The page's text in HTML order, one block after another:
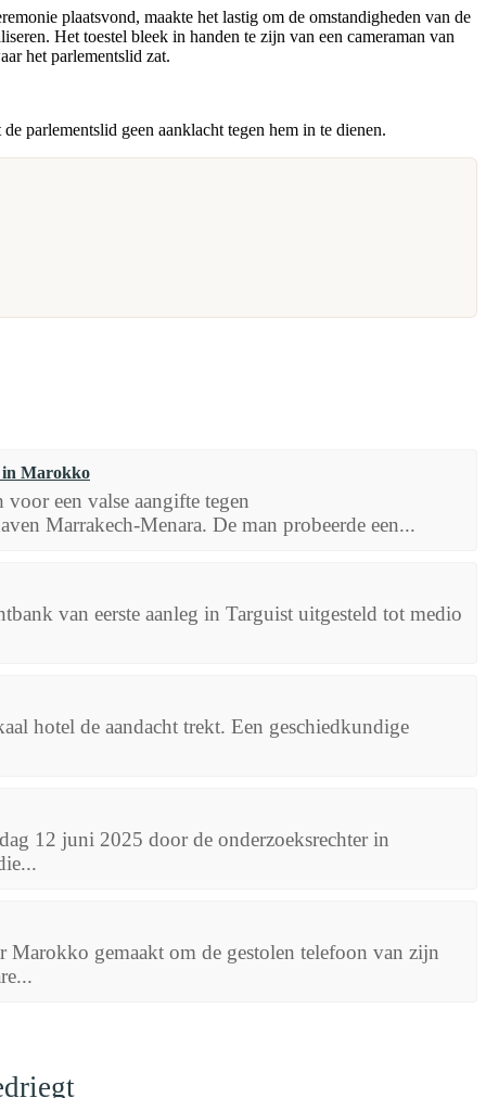
plaatsvond, maakte het lastig om de omstandigheden van de
Het toestel bleek in handen te zijn van een cameraman van
het parlementslid zat.
parlementslid geen aanklacht tegen hem in te dienen.
in Marokko
een valse aangifte tegen
Marrakech-Menara. De man probeerde een...
van eerste aanleg in Targuist uitgesteld tot medio
hotel de aandacht trekt. Een geschiedkundige
12 juni 2025 door de onderzoeksrechter in
Marokko gemaakt om de gestolen telefoon van zijn